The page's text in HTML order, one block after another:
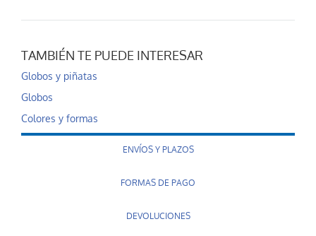
TAMBIÉN TE PUEDE INTERESAR
Globos y piñatas
Globos
Colores y formas
ENVÍOS Y PLAZOS
FORMAS DE PAGO
DEVOLUCIONES